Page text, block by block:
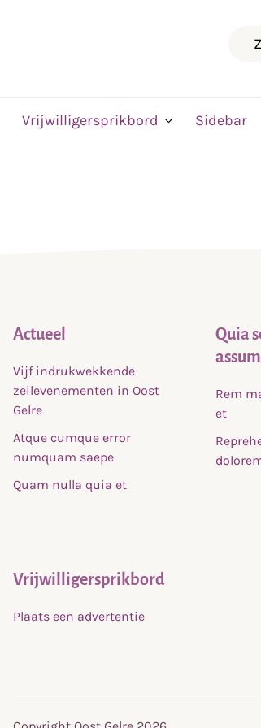
Vrijwilligersprikbord Sidebar
Actueel
Vijf indrukwekkende
zeilevenementen in Oost
Gelre
Atque cumque error
numquam saepe
Quam nulla quia et
Quia
Rem
et
Vrijwilligersprikbord
Plaats een advertentie